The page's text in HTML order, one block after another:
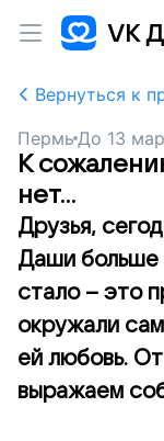
Вернуться к
Пермь До 13
К
нет...
Друзья,
Даши больше
стало – это
окружали
ей любовь.
выражаем